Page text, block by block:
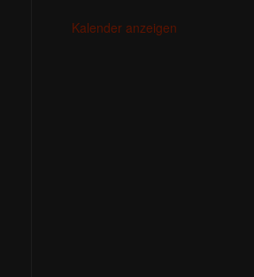
Kalender anzeigen